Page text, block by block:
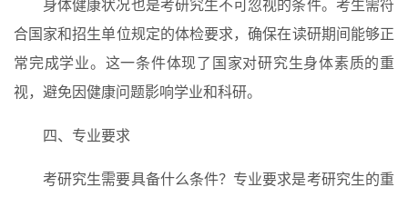
电
影
同
登录
投稿
身体健康状况也是考研究生不可忽视的条件。考生需符
合国家和招生单位规定的体检要求，确保在读研期间能够正
常完成学业。这一条件体现了国家对研究生身体素质的重
视，避免因健康问题影响学业和科研。
四、专业要求
考研究生需要具备什么条件？专业要求是考研究生的重